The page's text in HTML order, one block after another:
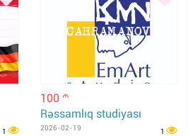
1
100 m
Rəssamlıq studiyası
2026-02-19 1